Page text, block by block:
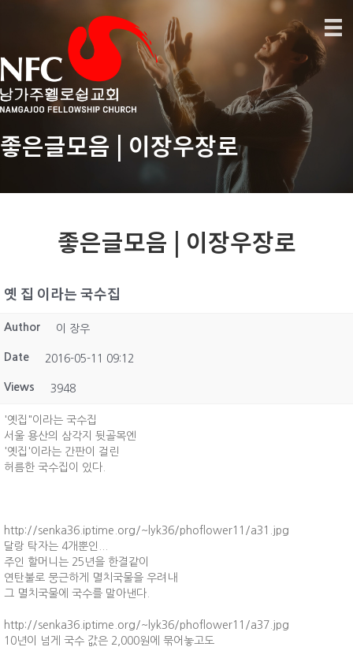
좋은글모음 | 이장우장로
좋은글모음 | 이장우장로
옛 집 이라는 국수집
Author 이 장우
Date 2016-05-11 09:12
Views 3948
'옛집"이라는 국수집
서울 용산의 삼각지 뒷골목엔
'옛집'이라는 간판이 걸린
허름한 국수집이 있다.
http://senka36.iptime.org/~lyk36/phoflower11/a31.jpg
달랑 탁자는 4개뿐인...
주인 할머니는 25년을 한결같이
연탄불로 뭉근하게 멸치국물을 우려내
그 멸치국물에 국수를 말아낸다.
http://senka36.iptime.org/~lyk36/phoflower11/a37.jpg
10년이 넘게 국수 값은 2,000원에 묶어놓고도